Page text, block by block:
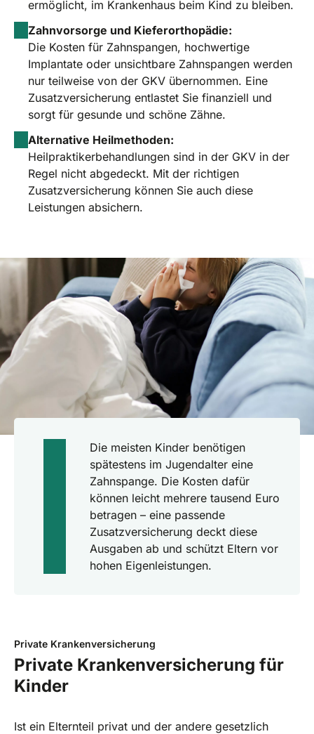
ermöglicht, im Krankenhaus beim Kind zu bleiben.
Zahnvorsorge und Kieferorthopädie:
Die Kosten für Zahnspangen, hochwertige
Implantate oder unsichtbare Zahnspangen werden
nur teilweise von der GKV übernommen. Eine
Zusatzversicherung entlastet Sie finanziell und
sorgt für gesunde und schöne Zähne.
Alternative Heilmethoden:
Heilpraktikerbehandlungen sind in der GKV in der
Regel nicht abgedeckt. Mit der richtigen
Zusatzversicherung können Sie auch diese
Leistungen absichern.
Die meisten Kinder benötigen
spätestens im Jugendalter eine
Zahnspange. Die Kosten dafür
können leicht mehrere tausend Euro
betragen – eine passende
Zusatzversicherung deckt diese
Ausgaben ab und schützt Eltern vor
hohen Eigenleistungen.
Private Krankenversicherung
Private Krankenversicherung für
Kinder
Ist ein Elternteil privat und der andere gesetzlich